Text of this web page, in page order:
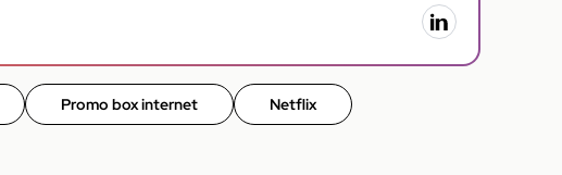
Promo box internet Netflix